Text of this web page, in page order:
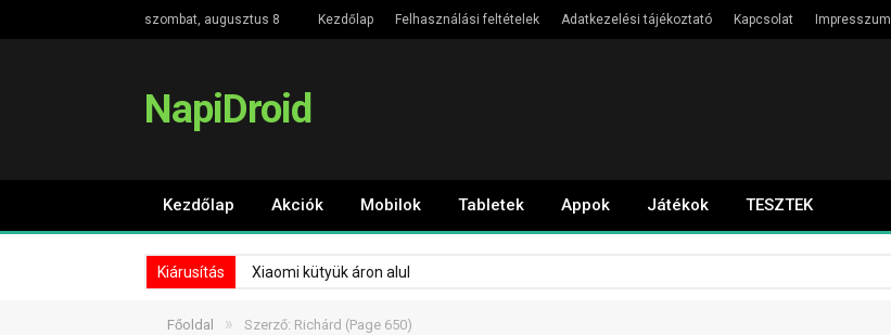
szombat, augusztus 8 Kezdőlap Felhasználási feltételek Adatkezelési tájékoztató Kapcsolat Impresszum
NapiDroid
Kezdőlap Akciók Mobilok Tabletek Appok Játékok TESZTEK
Kiárusítás Xiaomi kütyük áron alul
Főoldal » Szerző: Richárd (Page 650)